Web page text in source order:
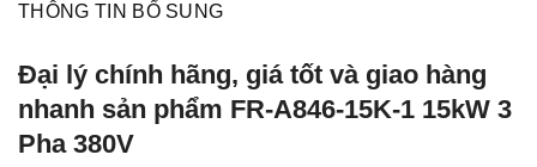
THÔNG TIN BỔ SUNG
Đại lý chính hãng, giá tốt và giao hàng
nhanh sản phẩm FR-A846-15K-1 15kW 3
Pha 380V